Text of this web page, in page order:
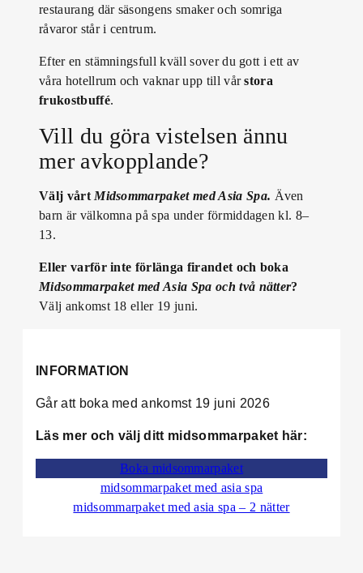
restaurang där säsongens smaker och somriga
råvaror står i centrum.
Efter en stämningsfull kväll sover du gott i ett av
våra hotellrum och vaknar upp till vårstora
frukostbuffé.
Vill du göra vistelsen ännu
mer avkopplande?
Välj vårt Midsommarpaket med Asia Spa. Även
barn är välkomna på spa under förmiddagen kl. 8–
13.
Eller varför inte förlänga firandet och boka
Midsommarpaket med Asia Spa och två nätter?
Välj ankomst 18 eller 19 juni.
INFORMATION
Går att boka med ankomst 19 juni 2026
Läs mer och välj ditt midsommarpaket här:
Boka midsommarpaket
midsommarpaket med asia spa
midsommarpaket med asia spa – 2 nätter